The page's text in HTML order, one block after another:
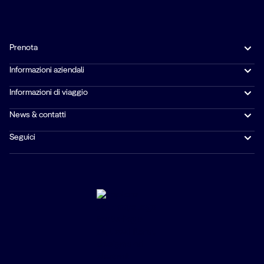
Prenota
Informazioni aziendali
Informazioni di viaggio
News & contatti
Seguici